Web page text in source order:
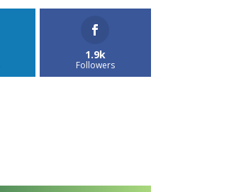
1.9k
Followers